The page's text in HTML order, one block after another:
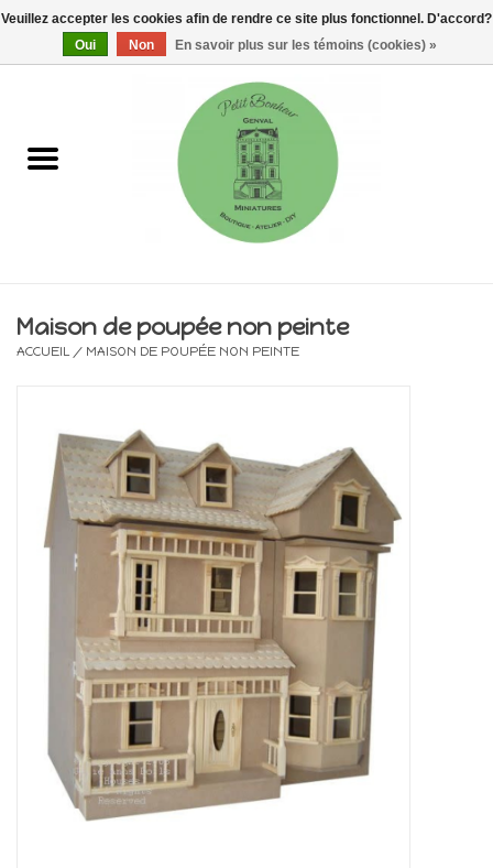
0 Articles - €0,00
Maisons, vitrines & kits
Electricité
Pièces uniques & objets de
collection
1/48ème
Fournitures bricolage
Noël
1/24ème
Maison de poupée non peinte
ACCUEIL / MAISON DE POUPÉE NON PEINTE
Veuillez accepter les cookies afin de rendre ce site plus fonctionnel. D'accord?
Oui
Non En savoir plus sur les témoins (cookies) »